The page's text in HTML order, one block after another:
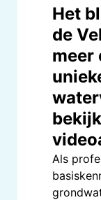
Het
de
meer
Als